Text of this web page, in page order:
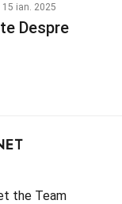
15 ian. 2025
Despre
the Team